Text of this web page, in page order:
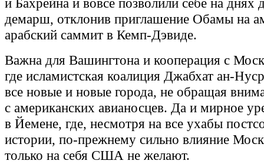
и Бахрейна и вовсе позволили себе на днях
демарш, отклонив приглашение Обамы на
арабский саммит в Кемп-Дэвиде.
Важна для Вашингтона и кооперация с
где исламистская коалиция Джабхат ан-
все новые и новые города, не обращая
с американских авианосцев. Да и мирное
в Йемене, где, несмотря на все ухабы
истории, по-прежнему сильно влияние
только на себя США не желают.